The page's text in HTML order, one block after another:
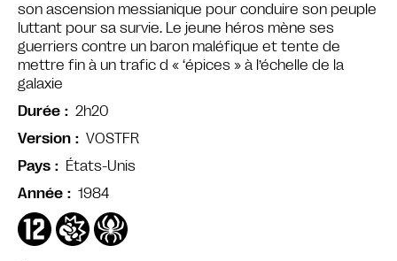
son ascension messianique pour conduire son peuple
luttant pour sa survie. Le jeune héros mène ses
guerriers contre un baron maléfique et tente de
mettre fin à un trafic d « ‘épices » à l’échelle de la
galaxie
Durée
2h20
Version
VOSTFR
Pays
États-Unis
Année
1984